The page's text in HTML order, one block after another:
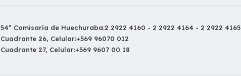
54º Comisaría de Huechuraba:2 2922 4160 - 2 2922 4164 - 2 2922 4165
Cuadrante 26, Celular:+569 96070 012
Cuadrante 27, Celular:+569 9607 00 18